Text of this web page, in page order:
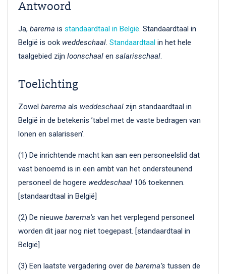
Antwoord
Ja, barema is standaardtaal in België. Standaardtaal in
België is ook weddeschaal. Standaardtaal in het hele
taalgebied zijn loonschaal en salarisschaal.
Toelichting
Zowel barema als weddeschaal zijn standaardtaal in
België in de betekenis ’tabel met de vaste bedragen van
lonen en salarissen’.
(1) De inrichtende macht kan aan een personeelslid dat
vast benoemd is in een ambt van het ondersteunend
personeel de hogere weddeschaal 106 toekennen.
[standaardtaal in België]
(2) De nieuwe barema’s van het verplegend personeel
worden dit jaar nog niet toegepast. [standaardtaal in
België]
(3) Een laatste vergadering over de barema’s tussen de